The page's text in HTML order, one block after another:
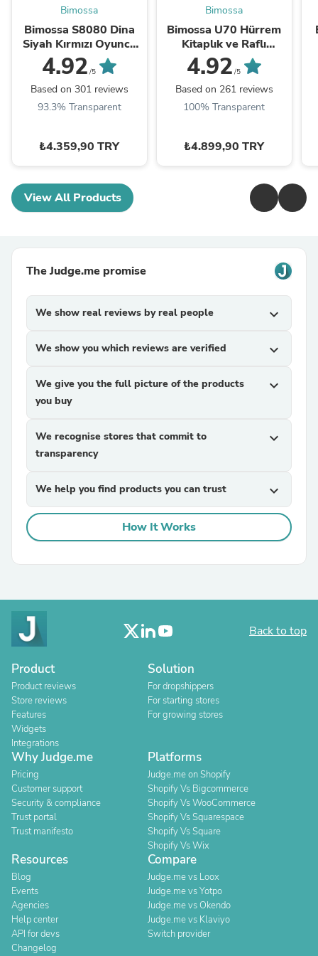
Bimossa
Bimossa S8080 Dina
Siyah Kırmızı Oyuncu
Masası | Gaming
Bilgisayar Masası
4.92 /5
Based on 301 reviews
93.3% Transparent
₺4.359,90 TRY
Bimossa
Bimossa U70 Hürrem
Kitaplık ve Raflı
Çalışma Masası
4.92 /5
Based on 261 reviews
100% Transparent
₺4.899,90 TRY
View All Products
The Judge.me promise
We show real reviews by real people expand_more
We show you which reviews are verified expand_more
We give you the full picture of the products
you buy
expand_more
We recognise stores that commit to
transparency
expand_more
We help you find products you can trust expand_more
How It Works
Back to top
Product
Product reviews
Store reviews
Features
Widgets
Integrations
Solution
For dropshippers
For starting stores
For growing stores
Why Judge.me
Pricing
Customer support
Security & compliance
Trust portal
Trust manifesto
Platforms
Judge.me on Shopify
Shopify Vs Bigcommerce
Shopify Vs WooCommerce
Shopify Vs Squarespace
Shopify Vs Square
Shopify Vs Wix
Resources
Blog
Events
Agencies
Help center
API for devs
Changelog
Compare
Judge.me vs Loox
Judge.me vs Yotpo
Judge.me vs Okendo
Judge.me vs Klaviyo
Switch provider